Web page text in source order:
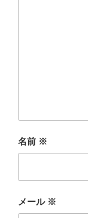
名前 ※
メール ※